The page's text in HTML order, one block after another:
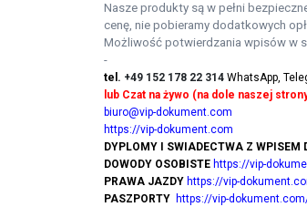
Nasze produkty są w pełni
cenę, nie pobieramy dodatkowych
Możliwość potwierdzania wpisów w
-
tel. +49 152 178 22 314 WhatsApp,
lub Czat na żywo (na dole naszej
biuro@vip-dokument.com
https://vip-dokument.com
DYPLOMY I SWIADECTWA Z WPISEM
DOWODY OSOBISTE https://vip-
PRAWA JAZDY https://vip-
PASZPORTY https://vip-